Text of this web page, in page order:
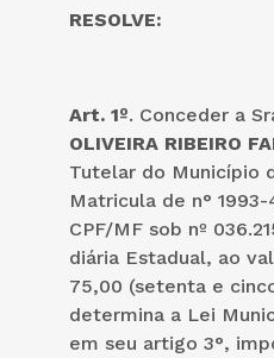
RESOLVE:
Art. 1º. Conceder a
OLIVEIRA RIBEIRO
Tutelar do Município
Matricula de n°
CPF/MF sob nº
diária Estadual, ao
75,00 (setenta e
determina a Lei
em seu artigo 3°,